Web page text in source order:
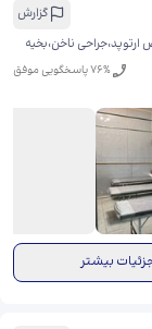
گزارش
ناخن،بخیه
76% پاسخگویی موفق
بیشتر